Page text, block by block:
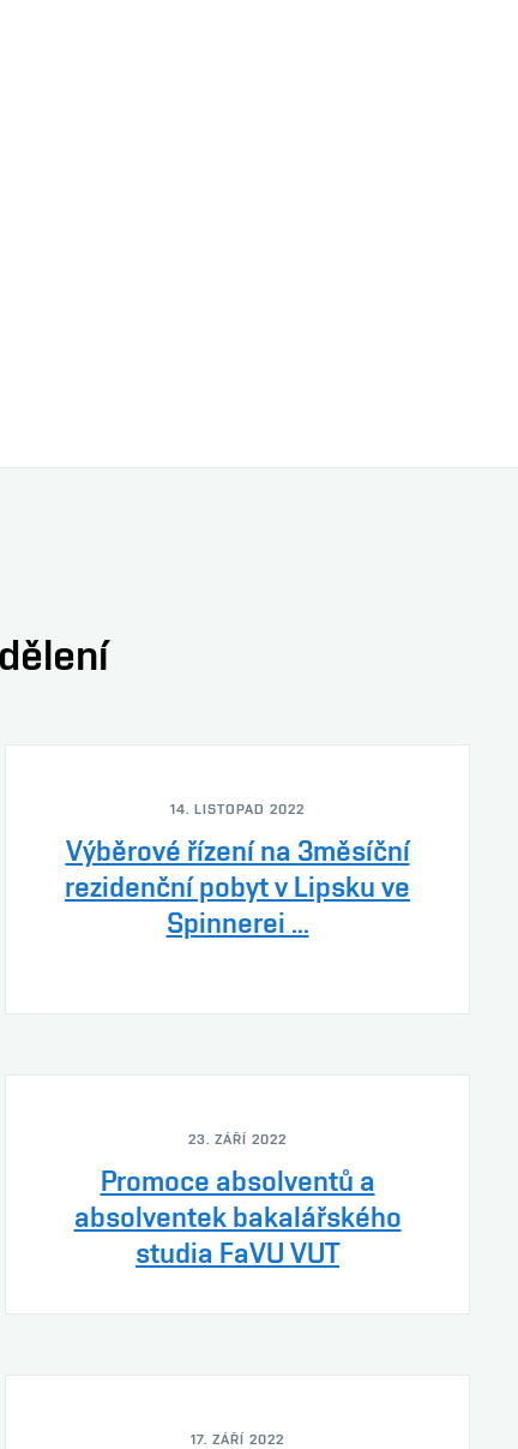
14. LISTOPAD 2022
Výběrové řízení na 3měsíční
rezidenční pobyt v Lipsku ve
Spinnerei ...
23. ZÁŘÍ 2022
Promoce absolventů a
absolventek bakalářského
studia FaVU VUT
17. ZÁŘÍ 2022